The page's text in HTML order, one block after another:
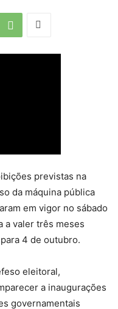
previstas na
da máquina pública
em vigor no sábado
a valer três meses
4 de outubro.
eleitoral,
a inaugurações
governamentais